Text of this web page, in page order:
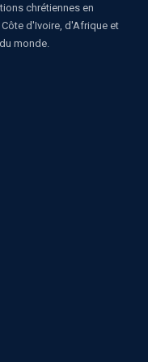
chrétiennes en
d'Ivoire, d'Afrique et
du monde.